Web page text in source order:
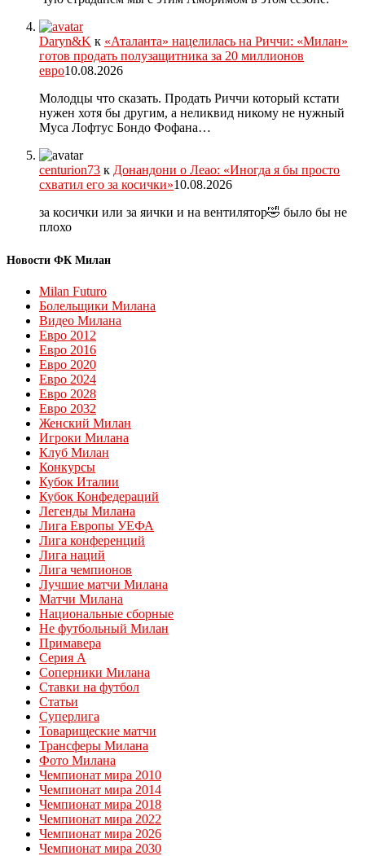
Daryn&K к «Аталанта» нацелилась на Риччи: «Милан»
готов продать полузащитника за 20 миллионов
евро10.08.2026
Молодцы что сказать. Продать Риччи который кстати
нужен хотя бы другим, а неликвид никому не нужный
Муса Лофтус Бондо Фофана…
centurion73 к Донандони о Леао: «Иногда я бы просто
схватил его за косички»10.08.2026
за косички или за яички и на вентилятор🤣 было бы не
плохо
Новости ФК Милан
Milan Futuro
Болельщики Милана
Видео Милана
Евро 2012
Евро 2016
Евро 2020
Евро 2024
Евро 2028
Евро 2032
Женский Милан
Игроки Милана
Клуб Милан
Конкурсы
Кубок Италии
Кубок Конфедераций
Легенды Милана
Лига Европы УЕФА
Лига конференций
Лига наций
Лига чемпионов
Лучшие матчи Милана
Матчи Милана
Национальные сборные
Не футбольный Милан
Примавера
Серия А
Соперники Милана
Ставки на футбол
Статьи
Суперлига
Товарищеские матчи
Трансферы Милана
Фото Милана
Чемпионат мира 2010
Чемпионат мира 2014
Чемпионат мира 2018
Чемпионат мира 2022
Чемпионат мира 2026
Чемпионат мира 2030